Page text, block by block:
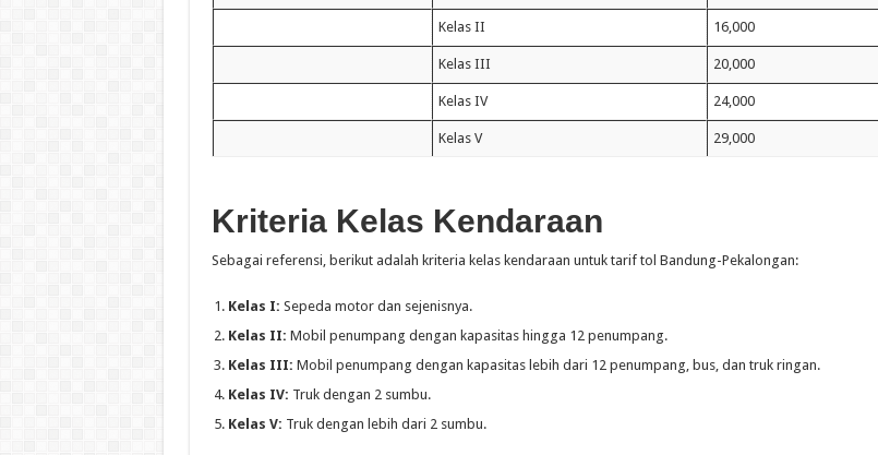
Kelas II 16,000
Kelas III 20,000
Kelas IV 24,000
Kelas V 29,000
Kriteria Kelas Kendaraan
Sebagai referensi, berikut adalah kriteria kelas kendaraan untuk tarif tol Bandung-Pekalongan:
Kelas I: Sepeda motor dan sejenisnya.
Kelas II: Mobil penumpang dengan kapasitas hingga 12 penumpang.
Kelas III: Mobil penumpang dengan kapasitas lebih dari 12 penumpang, bus, dan truk ringan.
Kelas IV: Truk dengan 2 sumbu.
Kelas V: Truk dengan lebih dari 2 sumbu.